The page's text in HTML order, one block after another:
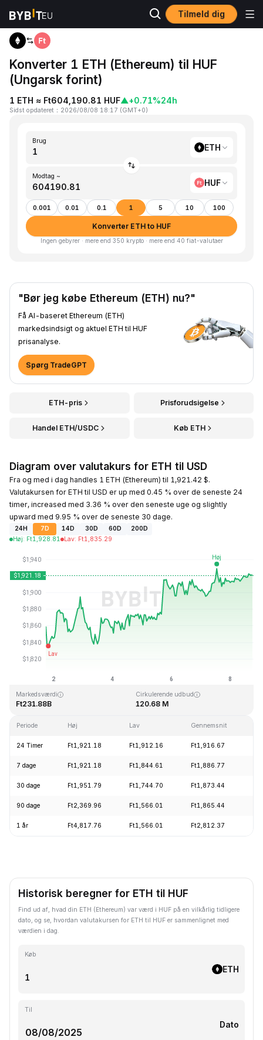
Tilmeld dig
Hjem ETH to HUF
Konverter 1 ETH (Ethereum) til HUF
(Ungarsk forint)
1 ETH ≈ Ft604,190.81 HUF▲+0.71%24h
Sidst opdateret ： 2026/08/08 18:17 (GMT+0)
Brug
ETH
Modtag ~
HUF
0.001 0.01 0.1 1 5 10 100
Konverter ETH to HUF
Ingen gebyrer · mere end 350 krypto · mere end 40 fiat-valutaer
"Bør jeg købe Ethereum (ETH) nu?"
Få AI-baseret Ethereum (ETH)
markedsindsigt og aktuel ETH til HUF
prisanalyse.
Spørg TradeGPT
ETH-pris Prisforudsigelse
Handel ETH/USDC Køb ETH
Diagram over valutakurs for ETH til USD
Fra og med i dag handles 1 ETH (Ethereum) til 1,921.42 $.
Valutakursen for ETH til USD er up med 0.45 % over de seneste 24
timer, increased med 3.36 % over den seneste uge og slightly
upward med 9.95 % over de seneste 30 dage.
24H 7D 14D 30D 60D
200D
Høj: Ft1,928.81 Lav: Ft1,835.29
Sidst opdateret: 2026-08-08, 18:17 GMT+0
Ft4,946.05 Ft0.432979
Markedsværdi
Ft231.88B
Cirkulerende udbud
120.68 M
Periode Høj Lav Gennemsnit
24 Timer Ft1,921.18 Ft1,912.16 Ft1,916.67
7 dage Ft1,921.18 Ft1,844.61 Ft1,886.77
30 dage Ft1,951.79 Ft1,744.70 Ft1,873.44
90 dage Ft2,369.96 Ft1,566.01 Ft1,865.44
1 år Ft4,817.76 Ft1,566.01 Ft2,812.37
Historisk beregner for ETH til HUF
Find ud af, hvad din ETH (Ethereum) var værd i HUF på en vilkårlig tidligere
dato, og se, hvordan valutakursen for ETH til HUF er sammenlignet med
værdien i dag.
Køb
ETH
Til
Dato